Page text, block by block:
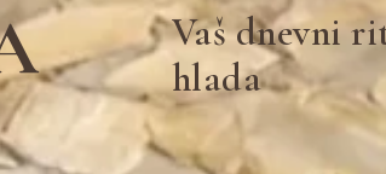
Vaš dnevni
hlada